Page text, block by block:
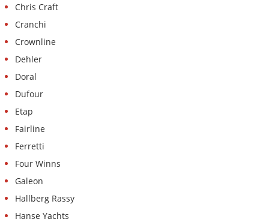
Chris Craft
Cranchi
Crownline
Dehler
Doral
Dufour
Etap
Fairline
Ferretti
Four Winns
Galeon
Hallberg Rassy
Hanse Yachts